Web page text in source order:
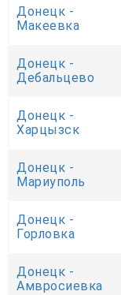
Донецк -
Макеевка
Донецк -
Дебальцево
Донецк -
Харцызск
Донецк -
Мариуполь
Донецк -
Горловка
Донецк -
Амвросиевка